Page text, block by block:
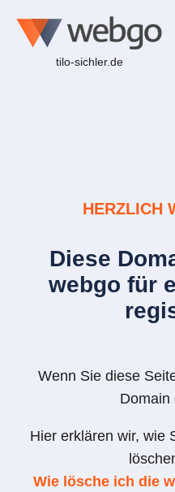
tilo-sichler.de
HERZLICH
Diese
webgo für
Wenn Sie diese
Domain
Hier erklären wir, wie
Wie lösche ich die